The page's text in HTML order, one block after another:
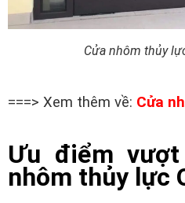
Cửa nhôm thủy
===> Xem thêm về: Cửa
Ưu điểm
nhôm thủy lực